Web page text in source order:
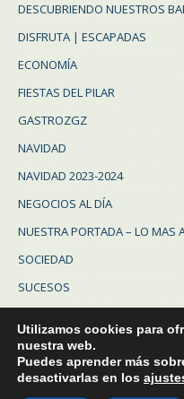
DESCUBRIENDO NUESTROS
DISFRUTA | ESCAPADAS
ECONOMÍA
FIESTAS DEL PILAR
GASTROZGZ
NAVIDAD
NAVIDAD 2023-2024
NEGOCIOS AL DÍA
NUESTRA PORTADA – LO MAS
SOCIEDAD
SUCESOS
ZARAGOZA
ZARAGOZA PROVINCIA
Utilizamos cookies para
nuestra web.
Puedes aprender más
desactivarlas en los